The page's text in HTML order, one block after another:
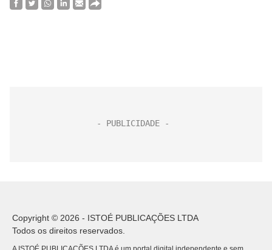
Copyright © 2026 - ISTOÉ PUBLICAÇÕES LTDA
Todos os direitos reservados.